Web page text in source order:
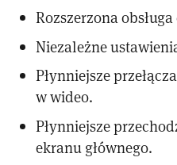
Rozszerzona
Niezależne
Płynniejsze
w wideo.
Płynniejsze
ekranu głównego.